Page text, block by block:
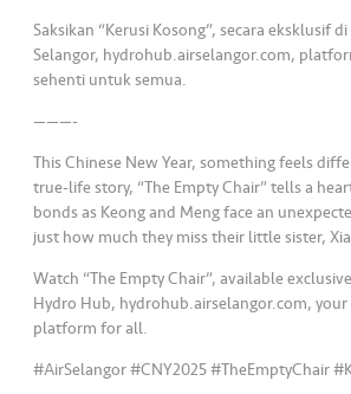
Saksikan “Kerusi Kosong”, secara eksklusif
Selangor, hydrohub.airselangor.com,
sehenti untuk semua.
———-
This Chinese New Year, something feels
true-life story, “The Empty Chair” tells a
bonds as Keong and Meng face an
just how much they miss their little sister,
Watch “The Empty Chair”, available
Hydro Hub, hydrohub.airselangor.com,
platform for all.
#AirSelangor #CNY2025 #TheEmptyChair
R
a
k
a
N
ia
g
•••
•••
M
di
•••
•••